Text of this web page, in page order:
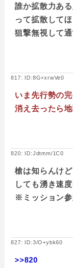
誰か拡散力あ
って拡散して
狙撃無視して
817: ID:8G+xrwVe0
いま先行勢の
消え去ったら
820: ID:Jdtmm/1C0
槍は知らんけ
しても湧き速
※ミッション
827: ID:3/O+ybk60
>>820